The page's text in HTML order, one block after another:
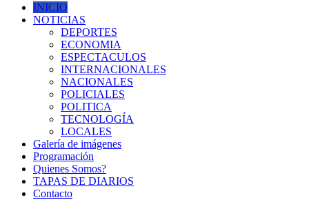
INICIO
NOTICIAS
DEPORTES
ECONOMIA
ESPECTACULOS
INTERNACIONALES
NACIONALES
POLICIALES
POLITICA
TECNOLOGÍA
LOCALES
Galería de imágenes
Programación
Quienes Somos?
TAPAS DE DIARIOS
Contacto